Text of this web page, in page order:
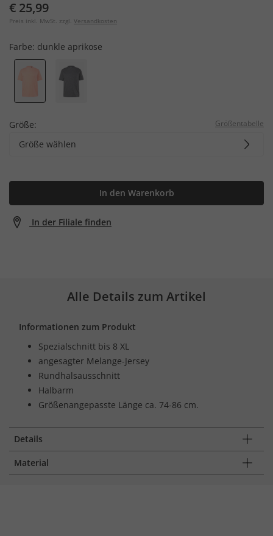
€ 25,99
Preis inkl. MwSt. zzgl. Versandkosten
Farbe: dunkle aprikose
Größe: Größentabelle
Größe wählen
In den Warenkorb
In der Filiale finden
Alle Details zum Artikel
Informationen zum Produkt
Spezialschnitt bis 8 XL
angesagter Melange-Jersey
Rundhalsausschnitt
Halbarm
Größenangepasste Länge ca. 74-86 cm.
Details
Material